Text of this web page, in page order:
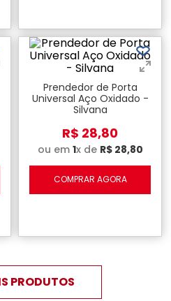
Prendedor de Porta
Universal Aço Oxidado -
Silvana
R$ 28,80
ou em 1x de R$ 28,80
COMPRAR AGORA